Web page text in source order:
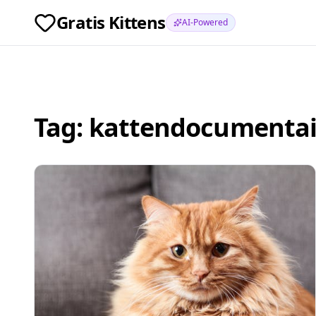
Gratis Kittens AI-Powered
Tag: